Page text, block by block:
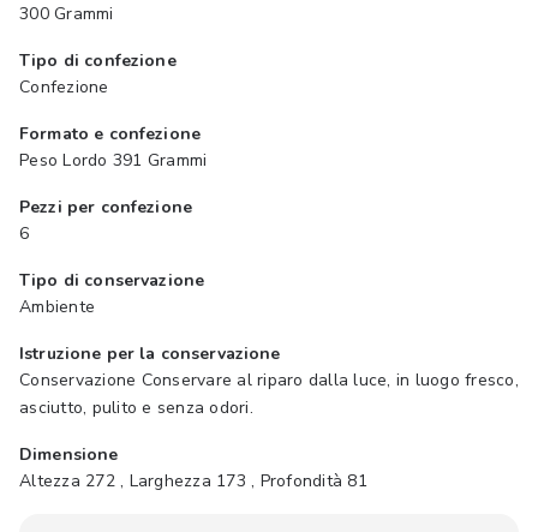
300 Grammi
Tipo di confezione
Confezione
Formato e confezione
Peso Lordo 391 Grammi
Pezzi per confezione
6
Tipo di conservazione
Ambiente
Istruzione per la conservazione
Conservazione Conservare al riparo dalla luce, in luogo fresco,
asciutto, pulito e senza odori.
Dimensione
Altezza 272 , Larghezza 173 , Profondità 81